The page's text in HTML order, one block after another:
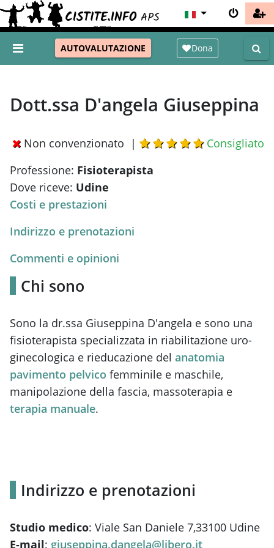
AUTOVALUTAZIONE Dona
Dott.ssa D'angela Giuseppina
Non convenzionato |
Consigliato
Professione: Fisioterapista
Dove riceve: Udine
Costi e prestazioni
Indirizzo e prenotazioni
Commenti e opinioni
Chi sono
Sono la dr.ssa Giuseppina D'angela e sono una
fisioterapista specializzata in riabilitazione uro-
ginecologica e rieducazione del anatomia
pavimento pelvico femminile e maschile,
manipolazione della fascia, massoterapia e
terapia manuale.
Indirizzo e prenotazioni
Studio medico: Viale San Daniele 7,33100 Udine
E-mail: giuseppina.dangela@libero.it